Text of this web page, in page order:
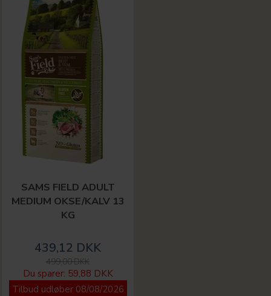
SAMS FIELD ADULT
MEDIUM OKSE/KALV 13
KG
439,12 DKK
499,00 DKK
Du sparer: 59,88 DKK
Tilbud udløber 08/08/2026